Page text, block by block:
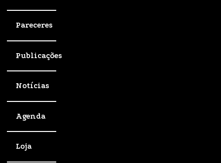
Pareceres
Publicações
Notícias
Agenda
Loja